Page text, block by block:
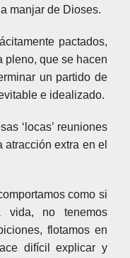
manjar de Dioses.
pactados,
pleno, que se hacen
un partido de
e idealizado.
‘locas’ reuniones
extra en el
como si
vida, no tenemos
flotamos en
difícil explicar y